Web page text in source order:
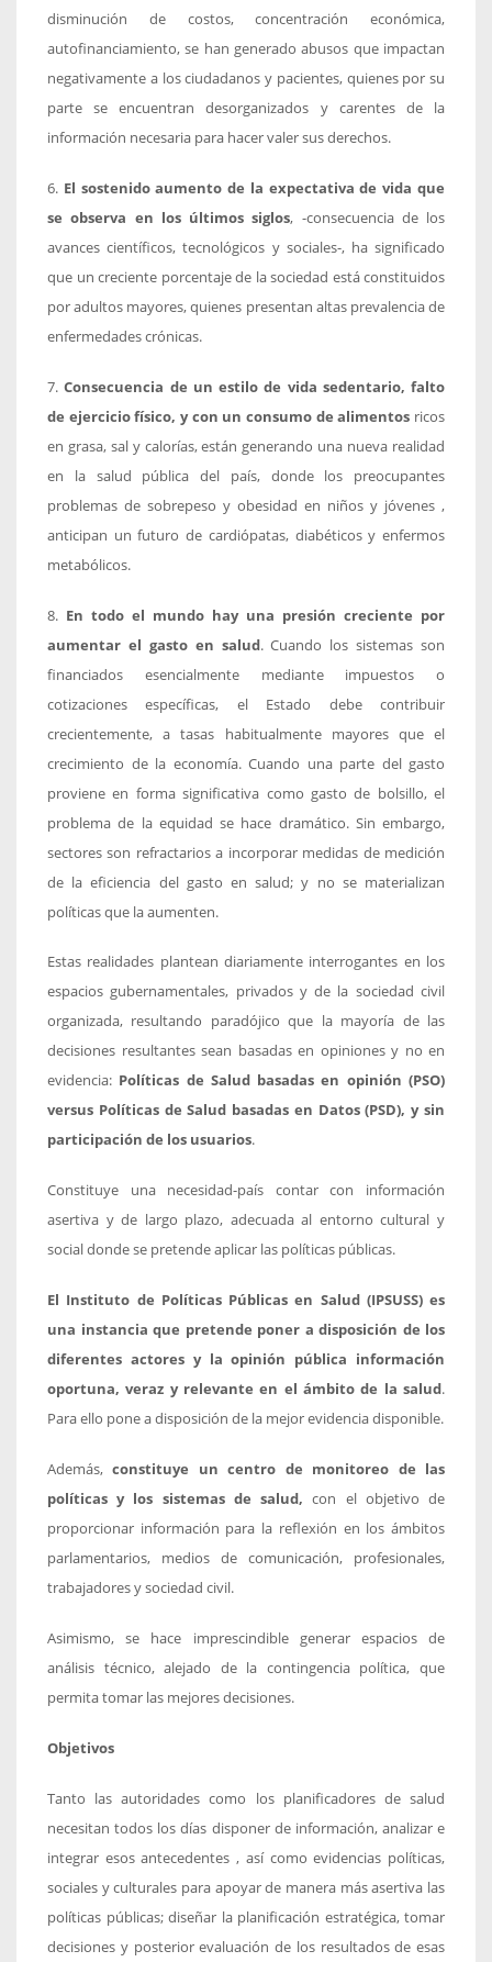
disminución de costos, concentración económica,
autofinanciamiento, se han generado abusos que impactan
negativamente a los ciudadanos y pacientes, quienes por su
parte se encuentran desorganizados y carentes de la
información necesaria para hacer valer sus derechos.
6. El sostenido aumento de la expectativa de vida que
se observa en los últimos siglos, -consecuencia de los
avances científicos, tecnológicos y sociales-, ha significado
que un creciente porcentaje de la sociedad está constituidos
por adultos mayores, quienes presentan altas prevalencia de
enfermedades crónicas.
7.Consecuencia de un estilo de vida sedentario, falto
de ejercicio físico, y con un consumo de alimentos ricos
en grasa, sal y calorías, están generando una nueva realidad
en la salud pública del país, donde los preocupantes
problemas de sobrepeso y obesidad en niños y jóvenes ,
anticipan un futuro de cardiópatas, diabéticos y enfermos
metabólicos.
8. En todo el mundo hay una presión creciente por
aumentar el gasto en salud. Cuando los sistemas son
financiados esencialmente mediante impuestos o
cotizaciones específicas, el Estado debe contribuir
crecientemente, a tasas habitualmente mayores que el
crecimiento de la economía. Cuando una parte del gasto
proviene en forma significativa como gasto de bolsillo, el
problema de la equidad se hace dramático. Sin embargo,
sectores son refractarios a incorporar medidas de medición
de la eficiencia del gasto en salud; y no se materializan
políticas que la aumenten.
Estas realidades plantean diariamente interrogantes en los
espacios gubernamentales, privados y de la sociedad civil
organizada, resultando paradójico que la mayoría de las
decisiones resultantes sean basadas en opiniones y no en
evidencia: Políticas de Salud basadas en opinión (PSO)
versus Políticas de Salud basadas en Datos (PSD), y sin
participación de los usuarios.
Constituye una necesidad-país contar con información
asertiva y de largo plazo, adecuada al entorno cultural y
social donde se pretende aplicar las políticas públicas.
El Instituto de Políticas Públicas en Salud (IPSUSS) es
una instancia que pretende poner a disposición de los
diferentes actores y la opinión pública información
oportuna, veraz y relevante en el ámbito de la salud.
Para ello pone a disposición de la mejor evidencia disponible.
Además,constituye un centro de monitoreo de las
políticas y los sistemas de salud, con el objetivo de
proporcionar información para la reflexión en los ámbitos
parlamentarios, medios de comunicación, profesionales,
trabajadores y sociedad civil.
Asimismo, se hace imprescindible generar espacios de
análisis técnico, alejado de la contingencia política, que
permita tomar las mejores decisiones.
Objetivos
Tanto las autoridades como los planificadores de salud
necesitan todos los días disponer de información, analizar e
integrar esos antecedentes , así como evidencias políticas,
sociales y culturales para apoyar de manera más asertiva las
políticas públicas; diseñar la planificación estratégica, tomar
decisiones y posterior evaluación de los resultados de esas